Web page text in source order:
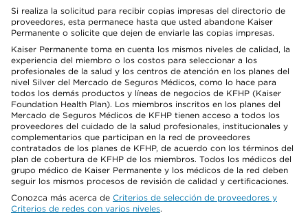
Si realiza la solicitud para recibir copias impresas del directorio de
proveedores, esta permanece hasta que usted abandone Kaiser
Permanente o solicite que dejen de enviarle las copias impresas.
Kaiser Permanente toma en cuenta los mismos niveles de calidad, la
experiencia del miembro o los costos para seleccionar a los
profesionales de la salud y los centros de atención en los planes del
nivel Silver del Mercado de Seguros Médicos, como lo hace para
todos los demás productos y líneas de negocios de KFHP (Kaiser
Foundation Health Plan). Los miembros inscritos en los planes del
Mercado de Seguros Médicos de KFHP tienen acceso a todos los
proveedores del cuidado de la salud profesionales, institucionales y
complementarios que participan en la red de proveedores
contratados de los planes de KFHP, de acuerdo con los términos del
plan de cobertura de KFHP de los miembros. Todos los médicos del
grupo médico de Kaiser Permanente y los médicos de la red deben
seguir los mismos procesos de revisión de calidad y certificaciones.
Conozca más acerca de Criterios de selección de proveedores y
Criterios de redes con varios niveles.